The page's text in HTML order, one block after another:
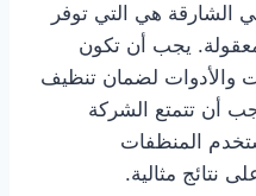
هي التي توفر
يجب أن تكون
والأدوات لضمان تنظيف
أن تتمتع الشركة
المنظفات
نتائج مثالية.